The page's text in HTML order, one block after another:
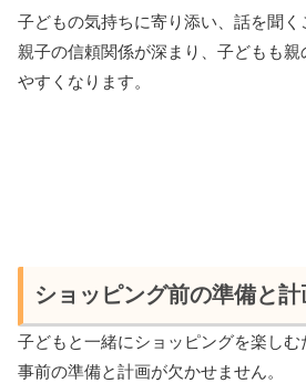
子どもの気持ちに寄り添い、話を聞く
親子の信頼関係が深まり、子どもも
やすくなります。
ショッピング前の準備と計
子どもと一緒にショッピングを楽しむ
事前の準備と計画が欠かせません。